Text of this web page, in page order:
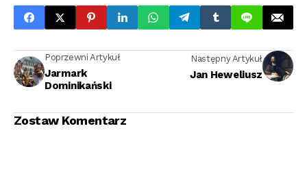
Poprzewni Artykuł
Jarmark
Dominikański
Następny Artykuł
Jan Heweliusz
Zostaw Komentarz